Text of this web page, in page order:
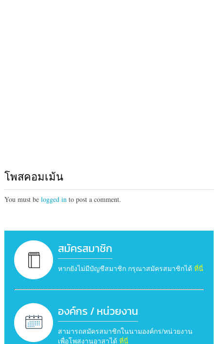
โพสคอมเม้น
You must be logged in to post a comment.
สมัครสมาชิก
หากยังไม่มีบัญชีสมาชิก กรุณาสมัครสมาชิกได้ ที่นี่
องค์กร / หน่วยงาน
สามารถสมัครสมาชิกในนามองค์กร/หน่วยงาน
เพื่อโพสงานอาสาได้ ที่นี่